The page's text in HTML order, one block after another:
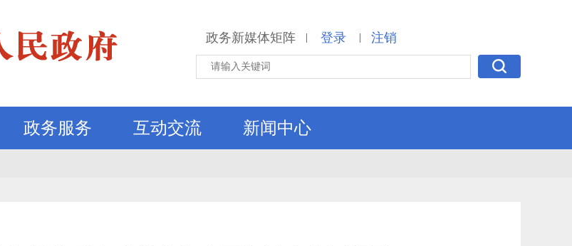
政务新媒体矩阵 | 登录 | 注销
政务服务 互动交流 新闻中心